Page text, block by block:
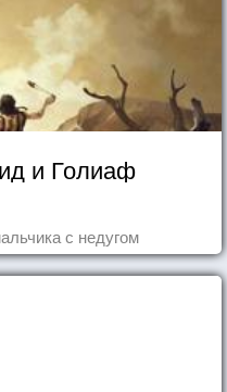
и Голиаф
с недугом